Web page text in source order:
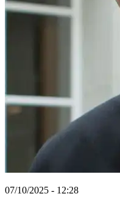
07/10/2025 - 12:28